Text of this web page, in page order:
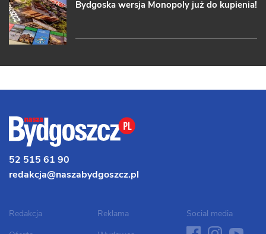
Bydgoska wersja Monopoly już do kupienia!
52 515 61 90
redakcja@naszabydgoszcz.pl
Redakcja
Reklama
Social media